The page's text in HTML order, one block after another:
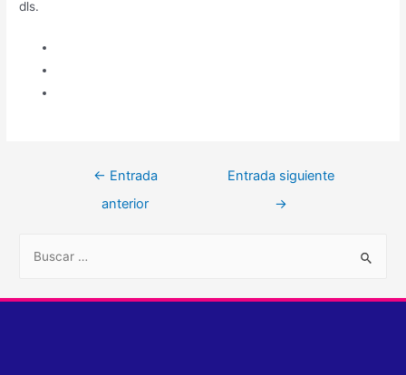
dls.
← Entrada
anterior
Entrada siguiente
→